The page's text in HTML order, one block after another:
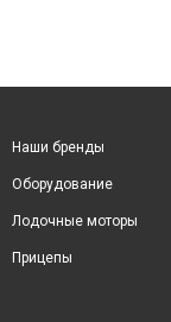
Наши бренды
Оборудование
Лодочные моторы
Прицепы